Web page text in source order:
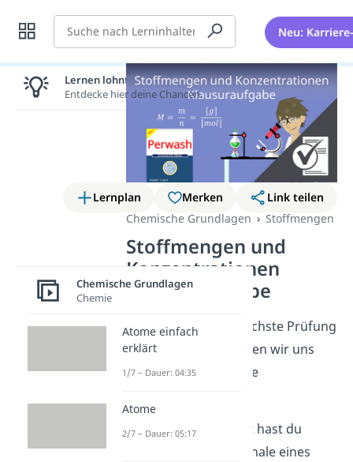
Suche Neu:
Lernplan Merken
Link teilen
Chemische Grundlagen
Stoffmengen
Stoffmengen und
Konzentrationen
Klausuraufgabe
Um dich für deine nächste Prüfung
vorzubereiten, schauen wir uns
nun eine beispielhafte
Im Biologieunterricht hast du
erfahren, dass die Schale eines
Lernen lohnt sich!
Entdecke hier deine Chancen.
Chemische Grundlagen
Chemie
Atome einfach
erklärt
1/7 – Dauer: 04:35
Atome
2/7 – Dauer: 05:17